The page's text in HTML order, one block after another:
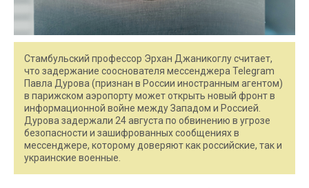
Стамбульский профессор Эрхан Джаникоглу считает,
что задержание сооснователя мессенджера Telegram
Павла Дурова (признан в России иностранным агентом)
в парижском аэропорту может открыть новый фронт в
информационной войне между Западом и Россией.
Дурова задержали 24 августа по обвинению в угрозе
безопасности и зашифрованных сообщениях в
мессенджере, которому доверяют как российские, так и
украинские военные.